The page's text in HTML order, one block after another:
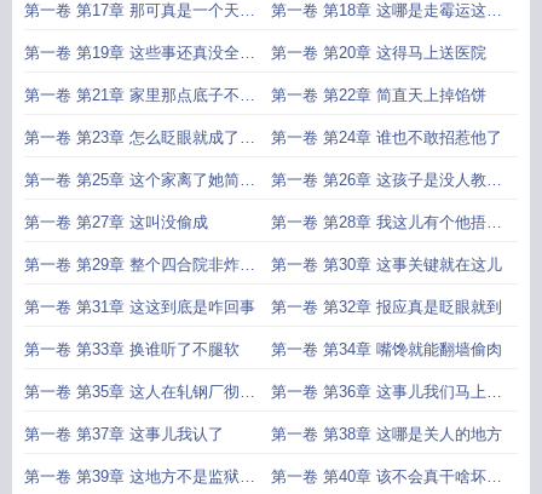
第一卷 第17章 那可真是一个天上
一个灶坑里
第一卷 第18章 这哪是走霉运这是
倒了八辈子血霉
第一卷 第19章 这些事还真没全瞒
住
第一卷 第20章 这得马上送医院
第一卷 第21章 家里那点底子不全
得被掀个底朝天
第一卷 第22章 简直天上掉馅饼
第一卷 第23章 怎么眨眼就成了阶
下囚
第一卷 第24章 谁也不敢招惹他了
第一卷 第25章 这个家离了她简直
没法转啊
第一卷 第26章 这孩子是没人教他
什么叫规矩
第一卷 第27章 这叫没偷成 第一卷 第28章 我这儿有个他捂了
几十年的秘密
第一卷 第29章 整个四合院非炸窝
不可
第一卷 第30章 这事关键就在这儿
第一卷 第31章 这这到底是咋回事 第一卷 第32章 报应真是眨眼就到
第一卷 第33章 换谁听了不腿软 第一卷 第34章 嘴馋就能翻墙偷肉
第一卷 第35章 这人在轧钢厂彻底
没了
第一卷 第36章 这事儿我们马上落
实
第一卷 第37章 这事儿我认了 第一卷 第38章 这哪是关人的地方
第一卷 第39章 这地方不是监狱是 第一卷 第40章 该不会真干啥坏事